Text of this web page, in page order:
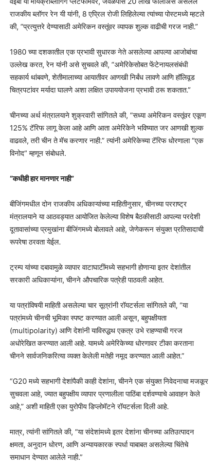
राजकीय ब्लॉगर रेन यी यांनी, 8 एप्रिल रोजी लिहिलेल्या त्यांच्या पोस्टमध्ये म्हटले
की, “प्रत्युत्तरे देण्यासाठी अमेरिकन वस्तूंवर व्यापक शुल्क वाढीची गरज नाही.”
1980 च्या दशकातील एक प्रभावी सुधारक नेते असलेल्या आपल्या आजोबांचा
उल्लेख करत, रेन यांनी असे सुचवले की, “अमेरिकेसोबत फेंटेनायलसंबंधी
सहकार्य थांबवणे, शेतीमालाच्या आयातीवर आणखी निर्बंध लावणे आणि हॉलिवूड
चित्रपटांवर मर्यादा घालणे अशा लक्षित उपाययोजना प्रभावी ठरू शकतात.”
चीनच्या अर्थ मंत्रालयाने शुक्रवारी सांगितले की, “सध्या अमेरिकन वस्तूंवर एकूण
125% टॅरिफ लागू केला आहे आणि आता अमेरिकेने भविष्यात जर आणखी शुल्क
वाढवले, तरी चीन ते मॅच करणार नाही.” त्यांनी अमेरिकेच्या टॅरिफ धोरणाला “एक
विनोद” म्हणून संबोधले.
“कधीही हार मानणार नाही”
बीजिंगमधील दोन राजकीय अधिकाऱ्यांच्या माहितीनुसार, चीनच्या परराष्ट्र
मंत्रालयाने या आठवड्यात आयोजित केलेल्या विशेष बैठकीसाठी आपल्या परदेशी
दूतावासांच्या प्रमुखांना बीजिंगमध्ये बोलावले आहे, जेणेकरून संयुक्त प्रतिसादाची
रूपरेषा ठरवता येईल.
ट्रम्प यांच्या दबावामुळे व्यापार वाटाघाटींमध्ये सहभागी होणाऱ्या इतर देशांतील
सरकारी अधिकाऱ्यांना, चीनने औपचारिक पत्रेही पाठवली आहेत.
या पत्रांविषयी माहिती असलेल्या चार सूत्रांनी रॉयटर्सला सांगितले की, “या
पत्रांमध्ये चीनची भूमिका स्पष्ट करण्यात आली असून, बहुपक्षीयता
(multipolarity) आणि देशांनी याविरुद्धथ एकत्र उभे राहण्याची गरज
अधोरेखित करण्यात आली आहे. यामध्ये अमेरिकेच्या धोरणावर टीका करताना
चीनने सार्वजनिकरित्या व्यक्त केलेली मतेही नमूद करण्यात आली आहेत.”
“G20 मध्ये सहभागी देशांपैकी काही देशांना, चीनने एक संयुक्त निवेदनाचा मजकूर
सुचवला आहे, ज्यात बहुपक्षीय व्यापार प्रणालीला पाठिंबा दर्शवण्याचे आवाहन केले
आहे,” अशी माहिती एका युरोपीय डिप्लोमॅटने रॉयटर्सला दिली आहे.
मात्र, त्यांनी सांगितले की, “या संदेशांमध्ये इतर देशांना चीनच्या अतिउत्पादन
क्षमता, अनुदान धोरण, आणि अन्यायकारक स्पर्धा याबाबत असलेल्या चिंतेचे
समाधान देण्यात आलेले नाही.”